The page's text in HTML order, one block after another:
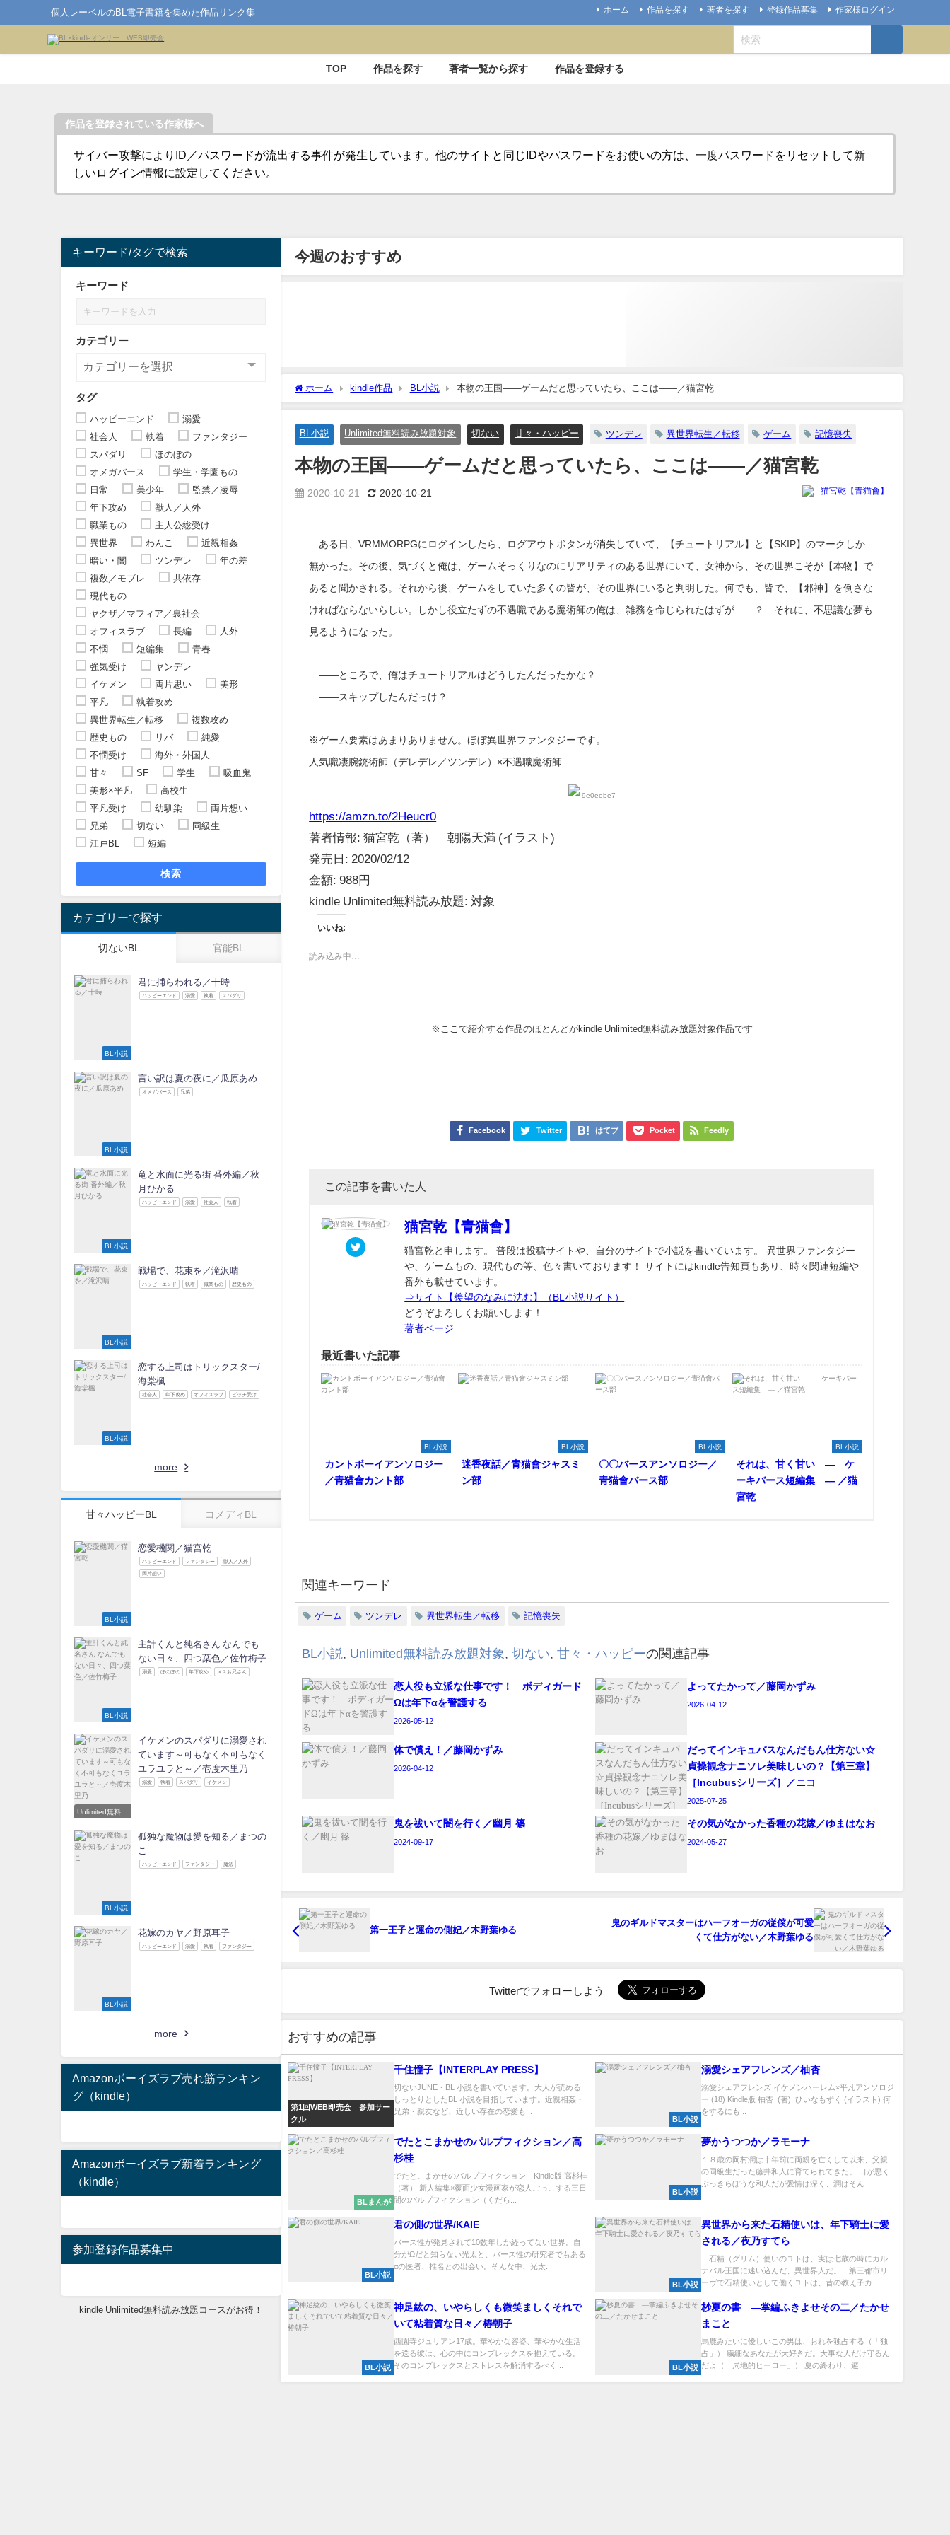
個人レーベルのBL電子書籍を集めた作品リンク集 ホーム 作品を探す 著者を探す 登録作品募集 作家様ログイン
TOP 作品を探す 著者一覧から探す 作品を登録する
作品を登録されている作家様へ
サイバー攻撃によりID／パスワードが流出する事件が発生しています。他のサイトと同じIDやパスワードをお使いの方は、一度パスワードをリセットして新
しいログイン情報に設定してください。
今週のおすすめ
ホーム kindle作品 BL小説 本物の王国――ゲームだと思っていたら、ここは――／猫宮乾
BL小説 Unlimited無料読み放題対象 切ない 甘々・ハッピー ツンデレ 異世界転生／転移 ゲーム 記憶喪失
本物の王国――ゲームだと思っていたら、ここは――／猫宮乾
2020-10-21 2020-10-21 猫宮乾【青猫會】
ある日、VRMMORPGにログインしたら、ログアウトボタンが消失していて、【チュートリアル】と【SKIP】のマークしか
無かった。その後、気づくと俺は、ゲームそっくりなのにリアリティのある世界にいて、女神から、その世界こそが【本物】で
あると聞かされる。それから後、ゲームをしていた多くの皆が、その世界にいると判明した。何でも、皆で、【邪神】を倒さな
ければならないらしい。しかし役立たずの不遇職である魔術師の俺は、雑務を命じられたはずが……？ それに、不思議な夢も
見るようになった。
――ところで、俺はチュートリアルはどうしたんだったかな？
――スキップしたんだっけ？
※ゲーム要素はあまりありません。ほぼ異世界ファンタジーです。
人気職凄腕銃術師（デレデレ／ツンデレ）×不遇職魔術師
https://amzn.to/2Heucr0
著者情報: 猫宮乾（著） 朝陽天満 (イラスト)
発売日: 2020/02/12
金額: 988円
kindle Unlimited無料読み放題: 対象
いいね:
読み込み中…
※ここで紹介する作品のほとんどがkindle Unlimited無料読み放題対象作品です
Facebook Twitter はてブ Pocket Feedly
この記事を書いた人
猫宮乾【青猫會】
猫宮乾と申します。 普段は投稿サイトや、自分のサイトで小説を書いています。 異世界ファンタジー
や、ゲームもの、現代もの等、色々書いております！ サイトにはkindle告知頁もあり、時々関連短編や
番外も載せています。
⇒サイト【羨望のなみに沈む】（BL小説サイト）
どうぞよろしくお願いします！
著者ページ
最近書いた記事
BL小説
カントボーイアンソロジー
／青猫會カント部
BL小説
迷香夜話／青猫會ジャスミ
ン部
BL小説
〇〇バースアンソロジー／
青猫會バース部
BL小説
それは、甘く甘い ― ケ
ーキバース短編集 ― ／猫
宮乾
関連キーワード
ゲーム ツンデレ 異世界転生／転移 記憶喪失
BL小説, Unlimited無料読み放題対象 ,切ない,甘々・ハッピーの関連記事
恋人役も立派な仕事です！ ボディガード
Ωは年下αを警護する
2026-05-12
よってたかって／藤岡かずみ
2026-04-12
体で償え！／藤岡かずみ
2026-04-12
‪だってインキュバスなんだもん仕方ない☆
貞操観念ナニソレ美味しいの？【第三章】
［Incubusシリーズ］／ニコ
2025-07-25
鬼を祓いて闇を行く／幽月 篠
2024-09-17
その気がなかった香種の花嫁／ゆまはなお
2024-05-27
第一王子と運命の側妃／木野葉ゆる
鬼のギルドマスターはハーフオーガの従僕が可愛
くて仕方がない／木野葉ゆる
Twitterでフォローしよう
おすすめの記事
第1回WEB即売会 参加サー
クル
千住憧子【INTERPLAY PRESS】
切ないJUNE・BL 小説を書いています。大人が読める
しっとりとしたBL 小説を目指しています。近親相姦・
兄弟・親友など、近しい存在の恋愛も...
BL小説
溺愛シェアフレンズ／柚杏
溺愛シェアフレンズ イケメンハーレム×平凡アンソロジ
ー (18) Kindle版 柚杏 (著), ひいなもずく (イラスト) 何
をするにも...
BLまんが
でたとこまかせのパルプフィクション／高
杉桂
でたとこまかせのパルプフィクション Kindle版 高杉桂
（著） 新人編集×覆面少女漫画家が恋人ごっこする三日
間のパルプフィクション（くだら...
BL小説
夢かうつつか／ラモーナ
１８歳の岡村潤は十年前に両親を亡くして以来、父親
の同級生だった藤井和人に育てられてきた。 口が悪く
ぶっきらぼうな和人だが愛情は深く、潤はそん...
BL小説
君の側の世界/KAIE
バース性が発見されて10数年しか経ってない世界。自
分がΩだと知らない光太と、バース性の研究者でもある
αの医者、椎名との出会い。そんな中、光太...
BL小説
異世界から来た石精使いは、年下騎士に愛
される／夜乃すてら
石精（グリム）使いのユトは、実は七歳の時にカル
ナバル王国に迷い込んだ、異世界人だ。 第三都市リ
ーヴで石精使いとして働くユトは、昔の教え子カ...
BL小説
神足紘の、いやらしくも微笑ましくそれで
いて粘着質な日々／椿朝子
西園寺ジュリアン17歳。華やかな容姿、華やかな生活
を送る彼は、心の中にコンプレックスを抱えている。
そのコンプレックスとストレスを解消するべく...
BL小説
杪夏の書 ―掌編ふきよせその二／たかせ
まこと
馬鹿みたいに優しいこの男は、おれを独占する（「独
占」） 繊細なあなたが大好きだ。大事な人だけ守るん
だよ（「局地的ヒーロー」） 夏の終わり、避...
キーワード/タグで検索
キーワード
カテゴリー
タグ
ハッピーエンド
溺愛
社会人
執着
ファンタジー
スパダリ
ほのぼの
オメガバース
学生・学園もの
日常
美少年
監禁／凌辱
年下攻め
獣人／人外
職業もの
主人公総受け
異世界
わんこ
近親相姦
暗い・闇
ツンデレ
年の差
複数／モブレ
共依存
現代もの
ヤクザ／マフィア／裏社会
オフィスラブ
長編
人外
不憫
短編集
青春
強気受け
ヤンデレ
イケメン
両片思い
美形
平凡
執着攻め
異世界転生／転移
複数攻め
歴史もの
リバ
純愛
不憫受け
海外・外国人
甘々
SF 学生
吸血鬼
美形×平凡
高校生
平凡受け
幼馴染
両片想い
兄弟
切ない
同級生
江戸BL
短編
検索
カテゴリーで探す
切ないBL 官能BL
BL小説
君に捕らわれる／十時
ハッピーエンド 溺愛 執着 スパダリ
BL小説
言い訳は夏の夜に／瓜原あめ
オメガバース 兄弟
BL小説
竜と水面に光る街 番外編／秋
月ひかる
ハッピーエンド 溺愛 社会人 執着
BL小説
戦場で、花束を／滝沢晴
ハッピーエンド 執着 職業もの 歴史もの
BL小説
恋する上司はトリックスター/
海棠楓
社会人 年下攻め オフィスラブ ビッチ受け
more
甘々ハッピーBL コメディBL
BL小説
恋愛機関／猫宮乾
ハッピーエンド ファンタジー 獣人／人外
両片想い
BL小説
主計くんと純名さん なんでも
ない日々、四つ葉色／佐竹梅子
溺愛 ほのぼの 年下攻め メスお兄さん
Unlimited無料読
イケメンのスパダリに溺愛され
ています～可もなく不可もなく
ユラユラと～／壱度木里乃
溺愛 執着 スパダリ イケメン
BL小説
孤独な魔物は愛を知る／まつの
こ
ハッピーエンド ファンタジー 魔法
BL小説
花嫁のカヤ／野原耳子
ハッピーエンド 溺愛 執着 ファンタジー
more
Amazonボーイズラブ売れ筋ランキン
グ（kindle）
Amazonボーイズラブ新着ランキング
（kindle）
参加登録作品募集中
kindle Unlimited無料読み放題コースがお得！